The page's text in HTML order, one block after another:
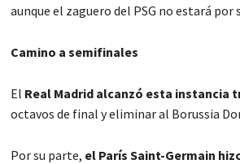
aunque el zaguero del PSG no estará por
Camino a semifinales
El Real Madrid alcanzó esta instancia
octavos de final y eliminar al Borussia
Por su parte, el París Saint-Germain